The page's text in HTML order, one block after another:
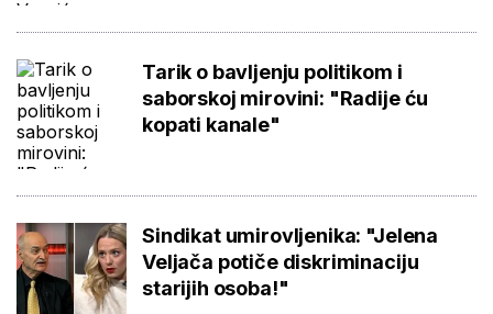
Tarik o bavljenju politikom i
saborskoj mirovini: "Radije ću
kopati kanale"
Sindikat umirovljenika: "Jelena
Veljača potiče diskriminaciju
starijih osoba!"